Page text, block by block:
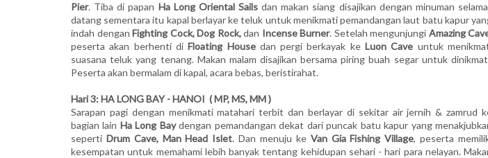
Pier. Tiba di papan Ha Long Oriental Sailsdan makan siang disajikan dengan minuman
datang sementara itu kapal berlayar ke teluk untuk menikmati pemandangan laut batu kapur
indah dengan Fighting Cock, Dog Rock,dan Incense Burner. Setelah mengunjungi Amazing
peserta akan berhenti diFloating Housedan pergi berkayak keLuon Cave untuk
suasana teluk yang tenang. Makan malam disajikan bersama piring buah segar untuk
Peserta akan bermalam di kapal, acara bebas, beristirahat.
Hari 3: HA LONG BAY - HANOI ( MP, MS, MM )
Sarapan pagi dengan menikmati matahari terbit dan berlayar di sekitar air jernih & zamrud
bagian lain Ha Long Baydengan pemandangan dekat dari puncak batu kapur yang
seperti Drum Cave, Man Head Islet. Dan menuju ke Van Gia Fishing Village, peserta
kesempatan untuk memahami lebih banyak tentang kehidupan sehari - hari para nelayan.